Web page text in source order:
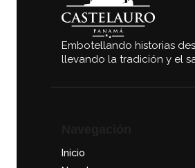
Embotellando historias
llevando la tradición y el
Inicio